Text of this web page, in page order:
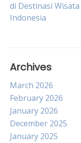
di Destinasi Wisata
Indonesia
Archives
March 2026
February 2026
January 2026
December 2025
January 2025